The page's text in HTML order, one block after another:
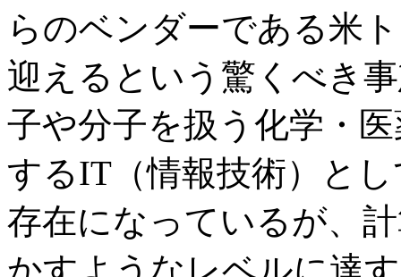
らのベンダーである米
迎えるという驚くべき
子や分子を扱う化学・
するIT（情報技術）と
存在になっているが、